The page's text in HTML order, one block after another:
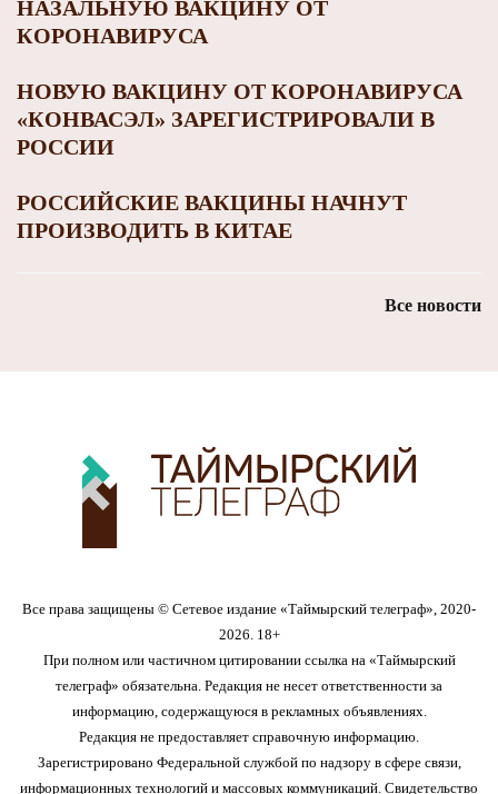
НАЗАЛЬНУЮ ВАКЦИНУ ОТ
КОРОНАВИРУСА
НОВУЮ ВАКЦИНУ ОТ КОРОНАВИРУСА
«КОНВАСЭЛ» ЗАРЕГИСТРИРОВАЛИ В
РОССИИ
РОССИЙСКИЕ ВАКЦИНЫ НАЧНУТ
ПРОИЗВОДИТЬ В КИТАЕ
Все новости
Все права защищены © Сетевое издание «Таймырский телеграф», 2020-
2026. 18+
При полном или частичном цитировании ссылка на «Таймырский
телеграф» обязательна. Редакция не несет ответственности за
информацию, содержащуюся в рекламных объявлениях.
Редакция не предоставляет справочную информацию.
Зарегистрировано Федеральной службой по надзору в сфере связи,
информационных технологий и массовых коммуникаций. Свидетельство